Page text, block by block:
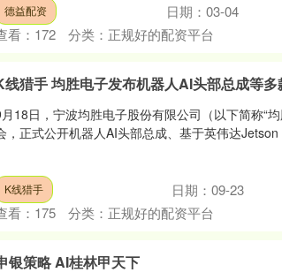
德益配资 日期：03-04
看： 172 分类： 正规好的配资平台
线猎手 均胜电子发布机器人AI头部总成等
18日，宁波均胜电子股份有限公司（以下简称“
，正式公开机器人AI头部总成、基于英伟达
K线猎手 日期：09-23
看： 175 分类： 正规好的配资平台
银策略 AI桂林甲天下
沪深300